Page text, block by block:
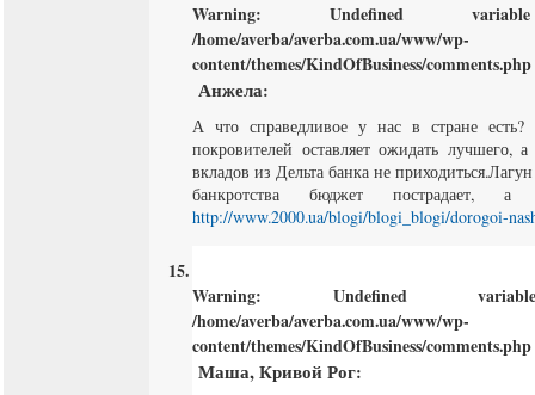
Warning: Undefined
/home/averba/averba.com.ua/www/wp-
content/themes/KindOfBusiness/comments.php
Анжела:
А что справедливое у нас в стране есть?
покровителей оставляет ожидать лучшего,
вкладов из Дельта банка не
банкротства бюджет пострадает,
http://www.2000.ua/blogi/blogi_blogi/dorogoi-
Warning: Undefined
/home/averba/averba.com.ua/www/wp-
content/themes/KindOfBusiness/comments.php
Маша, Кривой Рог: